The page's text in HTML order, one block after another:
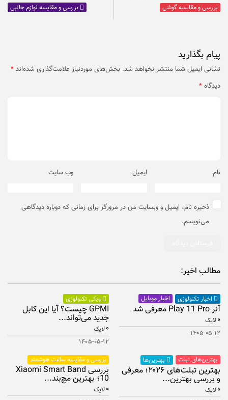
بررسی و مقایسه گوشی بررسی و مقایسه لوازم جانبی
پیام بگذارید
نشانی ایمیل شما منتشر نخواهد شد. بخش‌های موردنیاز علامت‌گذاری شده‌اند *
دیدگاه *
نام ایمیل وب‌ سایت
ذخیره نام، ایمیل و وبسایت من در مرورگر برای زمانی که دوباره دیدگاهی
می‌نویسم.
مطالب اخیر:
اخبار تکنولوژی اخبار موبایل
آنر Play 11 Pro معرفی شد
۰لایک
۱۴۰۵-۰۵-۱۲
ویکی تکنولوژی
GPMI چیست؟ آیا این کابل
جدید می‌تواند...
۰لایک
۱۴۰۵-۰۵-۱۲
بهترین‌های تبلت
بهترین‌ها
بهترین تبلت‌های ۲۰۲۶؛ معرفی
و بررسی بهترین...
۰لایک
بررسی و مقایسه ساعت هوشمند
بررسی Xiaomi Smart Band
10؛ بهترین مچ‌بند...
۰لایک